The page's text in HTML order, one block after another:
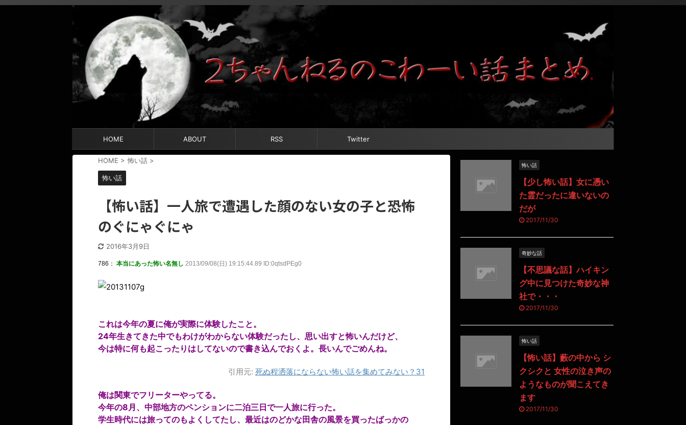
HOME ABOUT RSS Twitter
HOME > 怖い話 >
怖い話
【怖い話】一人旅で遭遇した顔のない女の子と恐怖
のぐにゃぐにゃ
2016年3月9日
786 ： 本当にあった怖い名無し 2013/09/08(日) 19:15:44.89 ID:0qtsdPEg0
これは今年の夏に俺が実際に体験したこと。
24年生きてきた中でもわけがわからない体験だったし、思い出すと怖いんだけど、
今は特に何も起こったりはしてないので書き込んでおくよ。長いんでごめんね。
引用元: 死ぬ程洒落にならない怖い話を集めてみない？31
俺は関東でフリーターやってる。
今年の8月、中部地方のペンションに二泊三日で一人旅に行った。
学生時代には旅ってのもよくしてたし、最近はのどかな田舎の風景を買ったばっかの
怖い話
【少し怖い話】女に憑い
た霊だったに違いないの
だが
2017/11/30
奇妙な話
【不思議な話】ハイキン
グ中に見つけた奇妙な神
社で・・・
2017/11/30
怖い話
【怖い話】藪の中から シ
クシクと 女性の泣き声の
ようなものが聞こえてき
ます
2017/11/30